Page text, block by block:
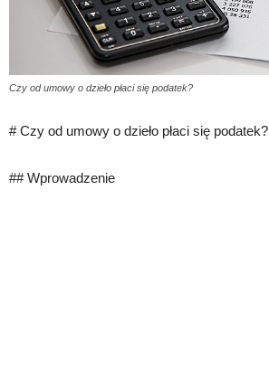
Czy od umowy o dzieło płaci się podatek?
# Czy od umowy o dzieło płaci się podatek?
## Wprowadzenie